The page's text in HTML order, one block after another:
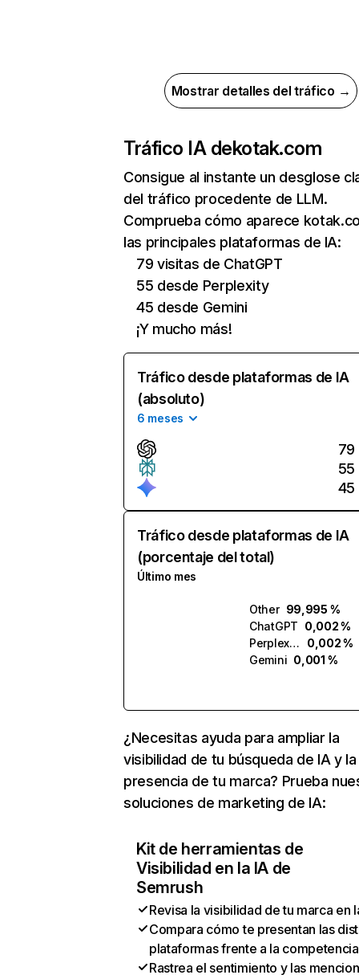
Mostrar detalles del tráfico →
Tráfico IA dekotak.com
Consigue al instante un desglose
del tráfico procedente de LLM.
Comprueba cómo aparece
las principales plataformas de IA:
79 visitas de ChatGPT
55 desde Perplexity
45 desde Gemini
¡Y mucho más!
Tráfico desde plataformas de IA
(absoluto)
6 meses
79
55
45
Tráfico desde plataformas de IA
(porcentaje del total)
Último mes
Other 99,995 %
ChatGPT 0,002 %
Perplexity
0,002 %
Gemini 0,001 %
¿Necesitas ayuda para ampliar la
visibilidad de tu búsqueda de IA y la
presencia de tu marca? Prueba
soluciones de marketing de IA:
Kit de herramientas de
Visibilidad en la IA de
Semrush
Revisa la visibilidad de tu marca en
Compara cómo te presentan las
plataformas frente a la competencia
Rastrea el sentimiento y las